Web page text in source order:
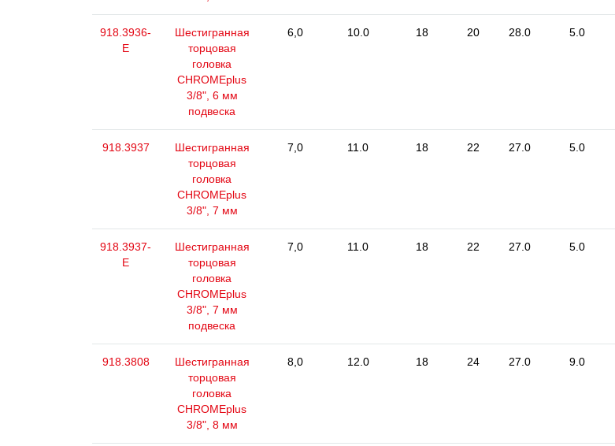
918.3936-
E
Шестигранная
торцовая
головка
CHROMEplus
3/8", 6 мм
подвеска
6,0 10.0 18 20 28.0 5.0
918.3937
Шестигранная
торцовая
головка
CHROMEplus
3/8", 7 мм
7,0 11.0 18 22 27.0 5.0
918.3937-
E
Шестигранная
торцовая
головка
CHROMEplus
3/8", 7 мм
подвеска
7,0 11.0 18 22 27.0 5.0
918.3808
Шестигранная
торцовая
головка
CHROMEplus
3/8", 8 мм
8,0 12.0 18 24 27.0 9.0